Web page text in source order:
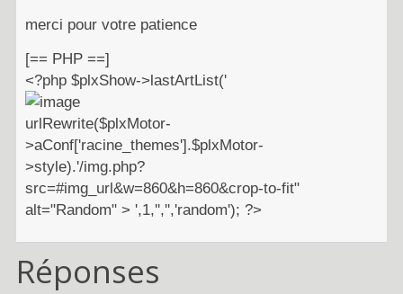
merci pour votre patience
[== PHP ==]
<?php $plxShow->lastArtList('
urlRewrite($plxMotor-
>aConf['racine_themes'].$plxMotor-
>style).'/img.php?
src=#img_url&w=860&h=860&crop-to-fit"
alt="Random" > ',1,'','','random'); ?>
Réponses